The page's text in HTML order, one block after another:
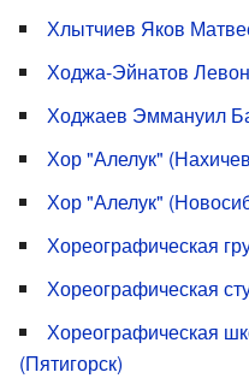
Хлытчиев Яков
Ходжа-Эйнатов
Ходжаев Эммануил
Хор "Алелук"
Хор "Алелук"
Хореографическая
Хореографическая
Хореографическая
(Пятигорск)